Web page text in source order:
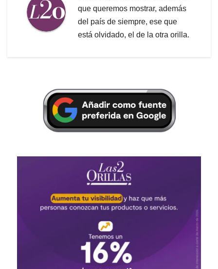
que queremos mostrar, además
del país de siempre, ese que
está olvidado, el de la otra orilla.